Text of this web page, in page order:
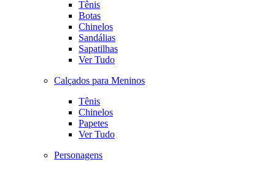
Tênis
Botas
Chinelos
Sandálias
Sapatilhas
Ver Tudo
Calçados para Meninos
Tênis
Chinelos
Papetes
Ver Tudo
Personagens